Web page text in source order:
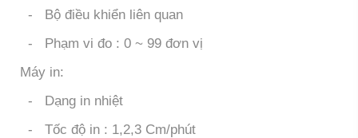
- Bộ điều khiển liên quan
- Phạm vi đo : 0 ~ 99 đơn vị
Máy in:
- Dạng in nhiệt
- Tốc độ in : 1,2,3 Cm/phút